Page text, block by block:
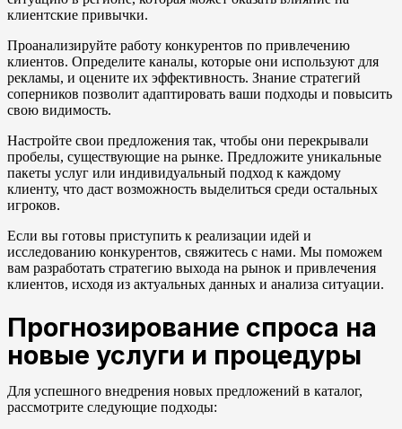
клиентские привычки.
Проанализируйте работу конкурентов по привлечению
клиентов. Определите каналы, которые они используют для
рекламы, и оцените их эффективность. Знание стратегий
соперников позволит адаптировать ваши подходы и повысить
свою видимость.
Настройте свои предложения так, чтобы они перекрывали
пробелы, существующие на рынке. Предложите уникальные
пакеты услуг или индивидуальный подход к каждому
клиенту, что даст возможность выделиться среди остальных
игроков.
Если вы готовы приступить к реализации идей и
исследованию конкурентов, свяжитесь с нами. Мы поможем
вам разработать стратегию выхода на рынок и привлечения
клиентов, исходя из актуальных данных и анализа ситуации.
Прогнозирование спроса на
новые услуги и процедуры
Для успешного внедрения новых предложений в каталог,
рассмотрите следующие подходы: